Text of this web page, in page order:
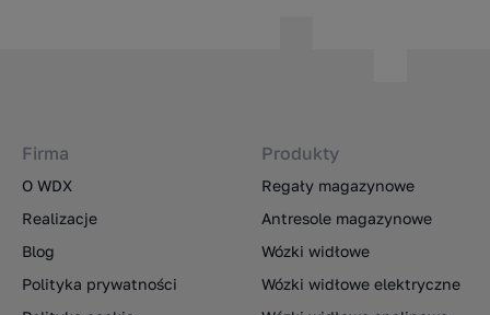
Firma
O WDX
Realizacje
Blog
Polityka prywatności
Produkty
Regały magazynowe
Antresole magazynowe
Wózki widłowe
Wózki widłowe elektryczne